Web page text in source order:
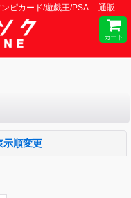
ンピカード/遊戯王/PSA 通販
カート
示順変更